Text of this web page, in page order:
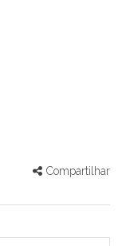
Compartilhar